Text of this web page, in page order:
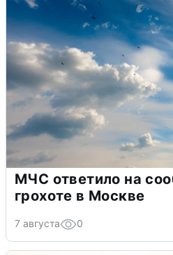
МЧС ответило на
грохоте в Москве
7 августа 0